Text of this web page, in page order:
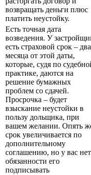
возвращать деньги плюс
платить неустойку.
Есть точная дата
возведения. У
есть страховой срок – два
месяца от этой даты,
которые, судя по
практике, даются на
решение бумажных
проблем со сдачей.
Просрочка – будет
взыскание неустойки в
пользу дольщика, при
вашем желании. Опять
срок увеличивается по
дополнительному
соглашению, но у вас нет
обязанности его
подписывать